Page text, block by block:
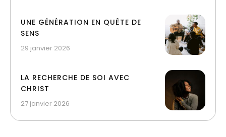
UNE GÉNÉRATION EN QUÊTE DE
SENS
29 janvier 2026
LA RECHERCHE DE SOI AVEC
CHRIST
27 janvier 2026